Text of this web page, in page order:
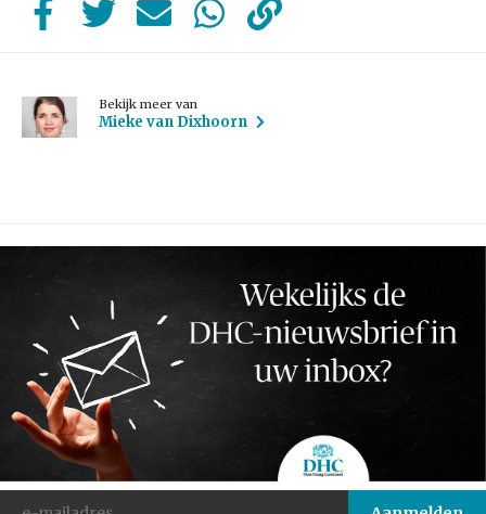
Bekijk meer van
Mieke van Dixhoorn